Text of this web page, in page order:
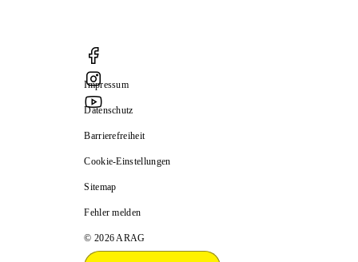
Impressum
Datenschutz
Barrierefreiheit
Cookie-Einstellungen
Sitemap
Fehler melden
© 2026 ARAG